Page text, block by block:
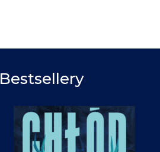
Bestsellery